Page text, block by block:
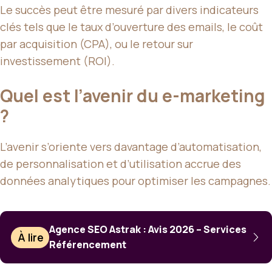
Le succès peut être mesuré par divers indicateurs
clés tels que le taux d’ouverture des emails, le coût
par acquisition (CPA), ou le retour sur
investissement (ROI).
Quel est l’avenir du e-marketing
?
L’avenir s’oriente vers davantage d’automatisation,
de personnalisation et d’utilisation accrue des
données analytiques pour optimiser les campagnes.
À lire
Agence SEO Astrak : Avis 2026 – Services
Référencement